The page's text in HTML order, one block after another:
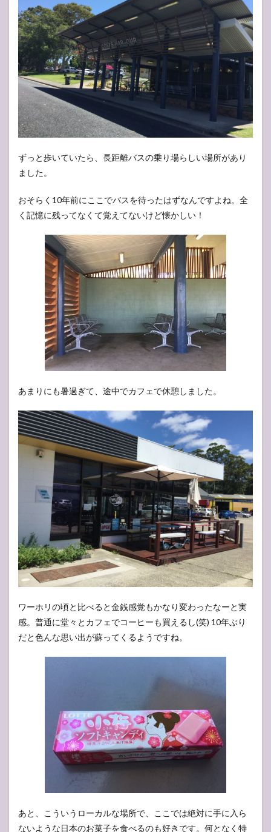
ずっと歩いていたら、長距離バスの乗り場らしい場所があり
ました。
おそらく10年前にここでバスを待ったはずなんですよね。全
く記憶に残ってなくて覚えてないけど懐かしい！
あまりにも暑過ぎて、途中でカフェで休憩しました。
ワーホリの頃と比べると金銭感覚もかなり変わったなーと実
感。普通に堂々とカフェでコーヒーも買えるし(笑) 10年ぶり
だと色んな思い出が蘇ってくるようですね。
あと、こういうローカルな場所で、ここでは絶対に手に入ら
ないような日本のお菓子を食べるのも好きです。何となく特